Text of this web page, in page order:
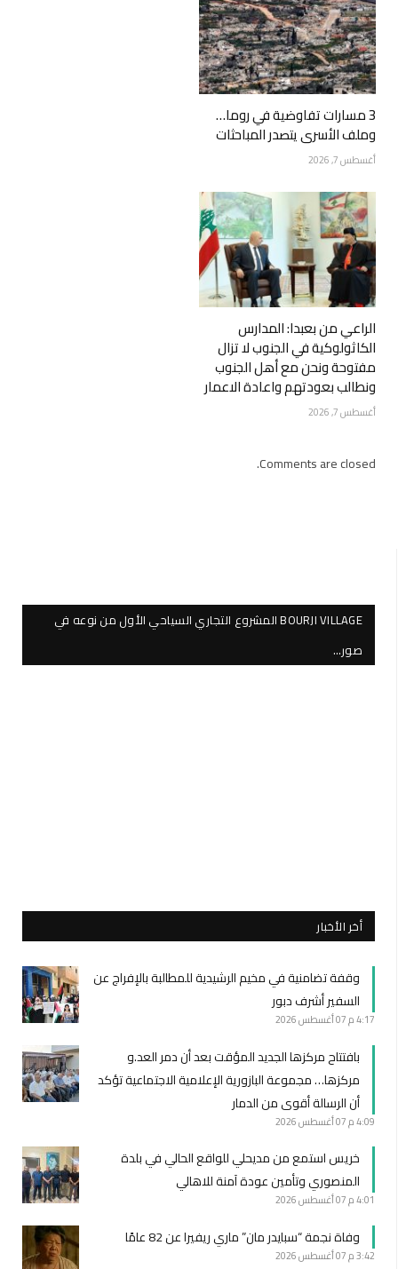
3 مسارات تفاوضية في روما…
وملف الأسرى يتصدر المباحثات
أغسطس 7, 2026
الراعي من بعبدا: المدارس
الكاثولوكية في الجنوب لا تزال
مفتوحة ونحن مع أهل الجنوب
ونطالب بعودتهم واعادة الاعمار
أغسطس 7, 2026
Comments are closed.
BOURJI VILLAGE المشروع التجاري السياحي الأول من نوعه في
صور…
أخر الأخبار
وقفة تضامنية في مخيم الرشيدية للمطالبة بالإفراج عن
السفير أشرف دبور
4:17 م 07 أغسطس 2026
بافتتاح مركزها الجديد المؤقت بعد أن دمر العد.و
مركزها… مجموعة البازورية الإعلامية الاجتماعية تؤكد
أن الرسالة أقوى من الدمار
4:09 م 07 أغسطس 2026
خريس استمع من مديحلي للواقع الحالي في بلدة
المنصوري وتأمين عودة آمنة للاهالي
4:01 م 07 أغسطس 2026
وفاة نجمة “سبايدر مان” ماري ريفيرا عن 82 عامًا
3:42 م 07 أغسطس 2026